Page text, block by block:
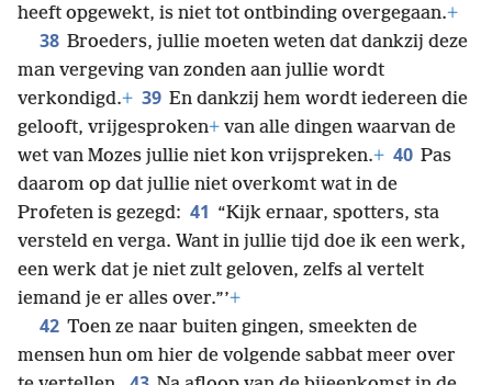
heeft opgewekt, is niet tot ontbinding overgegaan.+
38 Broeders, jullie moeten weten dat dankzij deze
man vergeving van zonden aan jullie wordt
verkondigd.+ 39 En dankzij hem wordt iedereen die
gelooft, vrijgesproken+ van alle dingen waarvan de
wet van Mozes jullie niet kon vrijspreken.+ 40 Pas
daarom op dat jullie niet overkomt wat in de
Profeten is gezegd: 41 “Kijk ernaar, spotters, sta
versteld en verga. Want in jullie tijd doe ik een werk,
een werk dat je niet zult geloven, zelfs al vertelt
iemand je er alles over.”’+
42 Toen ze naar buiten gingen, smeekten de
mensen hun om hier de volgende sabbat meer over